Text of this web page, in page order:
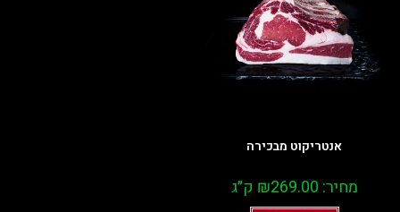
אנטריקוט מבכירה
מחיר: ₪269.00 ק״ג